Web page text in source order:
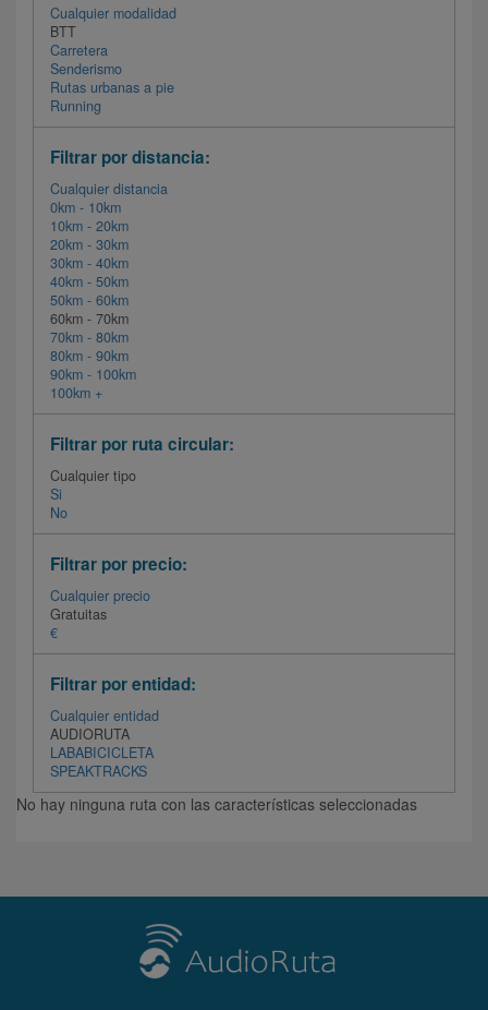
Cualquier modalidad
BTT
Carretera
Senderismo
Rutas urbanas a pie
Running
Filtrar por distancia:
Cualquier distancia
0km - 10km
10km - 20km
20km - 30km
30km - 40km
40km - 50km
50km - 60km
60km - 70km
70km - 80km
80km - 90km
90km - 100km
100km +
Filtrar por ruta circular:
Cualquier tipo
Si
No
Filtrar por precio:
Cualquier precio
Gratuitas
€
Filtrar por entidad:
Cualquier entidad
AUDIORUTA
LABABICICLETA
SPEAKTRACKS
No hay ninguna ruta con las características seleccionadas